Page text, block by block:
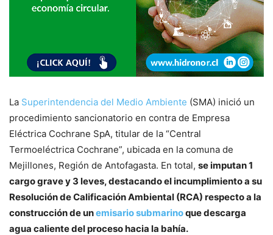
La Superintendencia del Medio Ambiente (SMA) inició un
procedimiento sancionatorio en contra de Empresa
Eléctrica Cochrane SpA, titular de la “Central
Termoeléctrica Cochrane”, ubicada en la comuna de
Mejillones, Región de Antofagasta. En total, se imputan 1
cargo grave y 3 leves, destacando el incumplimiento a su
Resolución de Calificación Ambiental (RCA) respecto a la
construcción de unemisario submarinoque descarga
agua caliente del proceso hacia la bahía.